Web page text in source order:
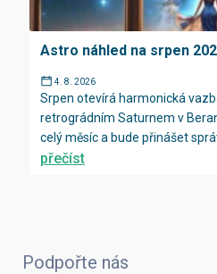
Astro náhled na srpen
4. 8. 2026
Srpen otevírá harmonická
retrográdním Saturnem v
celý měsíc a bude přinášet
přečíst
Podpořte nás